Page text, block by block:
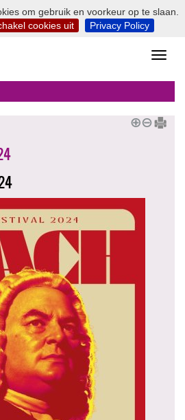
om gebruik en voorkeur op te slaan.
cookies uit Privacy Policy